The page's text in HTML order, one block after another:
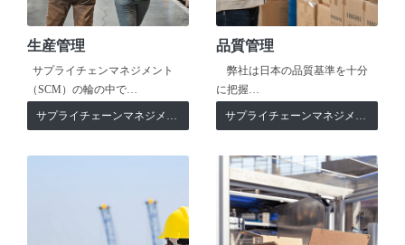
生産管理
サプライチェンマネジメント
（SCM）の輪の中で…
サプライチェーンマネジメント
品質管理
弊社は日本の品質基準を十分
に把握…
サプライチェーンマネジメント